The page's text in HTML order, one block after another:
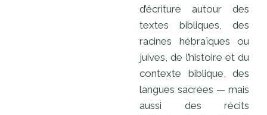
d’écriture autour des
textes bibliques, des
racines hébraïques ou
juives, de l’histoire et du
contexte biblique, des
langues sacrées — mais
aussi des récits